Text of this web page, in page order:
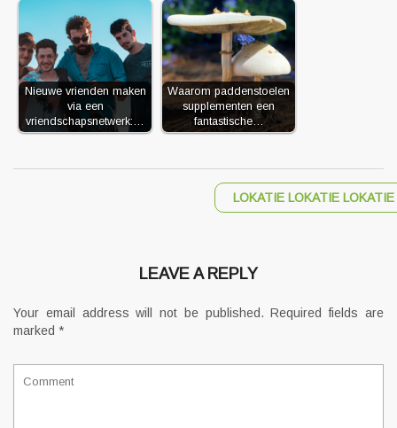
Nieuwe vrienden maken
via een
vriendschapsnetwerk:…
Waarom paddenstoelen
supplementen een
fantastische…
LOKATIE LOKATIE LOKATIE
LEAVE A REPLY
Your email address will not be published. Required fields are
marked *